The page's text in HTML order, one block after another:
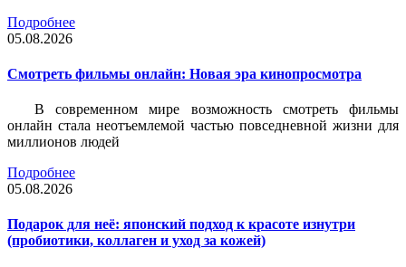
Подробнее
05.08.2026
Смотреть фильмы онлайн: Новая эра кинопросмотра
В современном мире возможность смотреть фильмы
онлайн стала неотъемлемой частью повседневной жизни для
миллионов людей
Подробнее
05.08.2026
Подарок для неё: японский подход к красоте изнутри
(пробиотики, коллаген и уход за кожей)